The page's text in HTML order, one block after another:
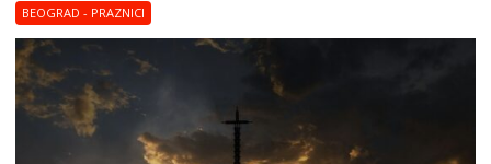
Blaga
BEOGRAD - PRAZNICI